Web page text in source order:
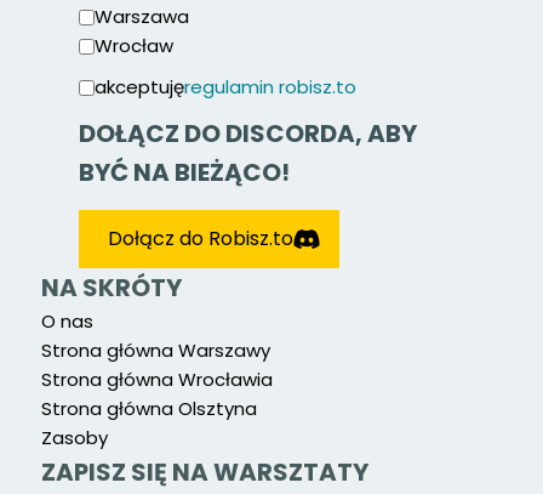
Warszawa
Wrocław
akceptujęregulamin robisz.to
DOŁĄCZ DO DISCORDA, ABY
BYĆ NA BIEŻĄCO!
Dołącz do Robisz.to
NA SKRÓTY
O nas
Strona główna Warszawy
Strona główna Wrocławia
Strona główna Olsztyna
Zasoby
ZAPISZ SIĘ NA WARSZTATY